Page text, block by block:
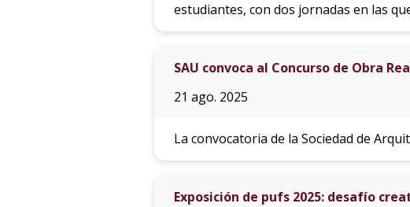
estudiantes, con dos jornadas en las
SAU convoca al Concurso de Obra
21 ago. 2025
La convocatoria de la Sociedad de
Exposición de pufs 2025: desafío